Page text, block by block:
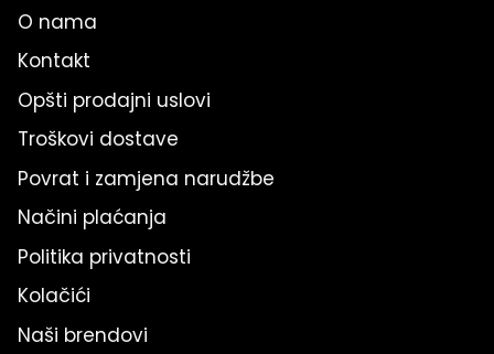
O nama
Kontakt
Opšti prodajni uslovi
Troškovi dostave
Povrat i zamjena narudžbe
Načini plaćanja
Politika privatnosti
Kolačići
Naši brendovi